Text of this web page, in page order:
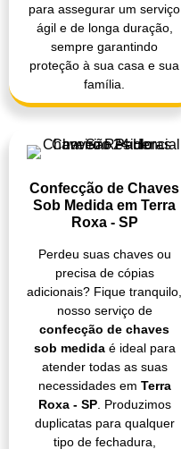
para assegurar um serviço
ágil e de longa duração,
sempre garantindo
proteção à sua casa e sua
família.
Confecção de Chaves
Sob Medida em Terra
Roxa - SP
Perdeu suas chaves ou
precisa de cópias
adicionais? Fique tranquilo,
nosso serviço de
confecção de chaves
sob medidaé ideal para
atender todas as suas
necessidades em Terra
Roxa - SP. Produzimos
duplicatas para qualquer
tipo de fechadura,